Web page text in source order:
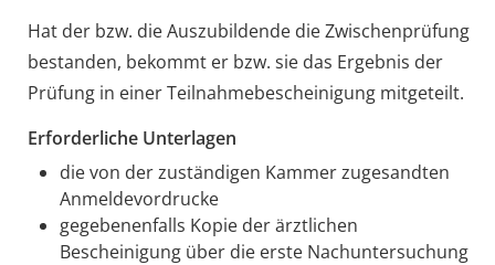
Hat der bzw. die Auszubildende die Zwischenprüfung
bestanden, bekommt er bzw. sie das Ergebnis der
Prüfung in einer Teilnahmebescheinigung mitgeteilt.
Erforderliche Unterlagen
die von der zuständigen Kammer zugesandten
Anmeldevordrucke
gegebenenfalls Kopie der ärztlichen
Bescheinigung über die erste Nachuntersuchung